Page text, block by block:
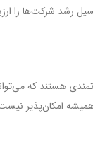
رشد شرکت‌ها را
هستند که
امکان‌پذیر نیست.